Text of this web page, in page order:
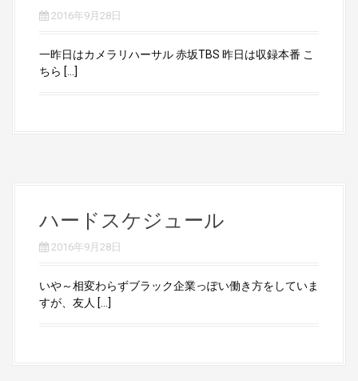
2016年9月28日
一昨日はカメラリハーサル 赤坂TBS 昨日は収録本番 こ
ちら […]
ハードスケジュール
2016年9月28日
いや～相変わらずブラック企業っぽい働き方をしていま
すが、友人 […]